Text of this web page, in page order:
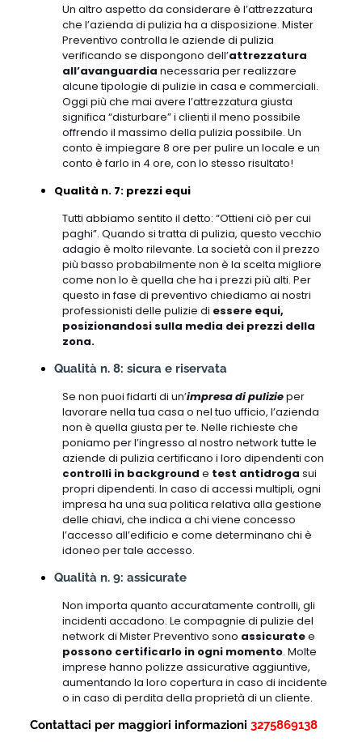
Un altro aspetto da considerare è l’attrezzatura
che l’azienda di pulizia ha a disposizione. Mister
Preventivo controlla le aziende di pulizia
verificando se dispongono dell’attrezzatura
all’avanguardia necessaria per realizzare
alcune tipologie di pulizie in casa e commerciali.
Oggi più che mai avere l’attrezzatura giusta
significa “disturbare” i clienti il meno possibile
offrendo il massimo della pulizia possibile. Un
conto è impiegare 8 ore per pulire un locale e un
conto è farlo in 4 ore, con lo stesso risultato!
Qualità n. 7: prezzi equi
Tutti abbiamo sentito il detto: “Ottieni ciò per cui
paghi”. Quando si tratta di pulizia, questo vecchio
adagio è molto rilevante. La società con il prezzo
più basso probabilmente non è la scelta migliore
come non lo è quella che ha i prezzi più alti. Per
questo in fase di preventivo chiediamo ai nostri
professionisti delle pulizie di essere equi,
posizionandosi sulla media dei prezzi della
zona.
Qualità n. 8: sicura e riservata
Se non puoi fidarti di un’impresa di pulizieper
lavorare nella tua casa o nel tuo ufficio, l’azienda
non è quella giusta per te. Nelle richieste che
poniamo per l’ingresso al nostro network tutte le
aziende di pulizia certificano i loro dipendenti con
controlli in background e test antidroga sui
propri dipendenti. In caso di accessi multipli, ogni
impresa ha una sua politica relativa alla gestione
delle chiavi, che indica a chi viene concesso
l’accesso all’edificio e come determinano chi è
idoneo per tale accesso.
Qualità n. 9: assicurate
Non importa quanto accuratamente controlli, gli
incidenti accadono. Le compagnie di pulizie del
network di Mister Preventivo sono assicuratee
possono certificarlo in ogni momento. Molte
imprese hanno polizze assicurative aggiuntive,
aumentando la loro copertura in caso di incidente
o in caso di perdita della proprietà di un cliente.
Contattaci per maggiori informazioni 3275869138